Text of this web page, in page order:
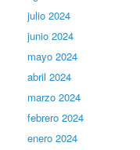
julio 2024
junio 2024
mayo 2024
abril 2024
marzo 2024
febrero 2024
enero 2024